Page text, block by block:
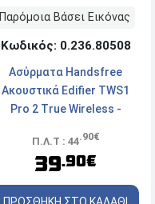
Παρόμοια Βάσει Εικόνας
Κωδικός: 0.236.80508
Ασύρματα Handsfree
Ακουστικά Edifier TWS1
Pro 2 Τrue Wireless -
Cancelation - Mε Θήκη
Φόρτισης - Light Blue
Π.Λ.Τ : 44.90€
39.90€